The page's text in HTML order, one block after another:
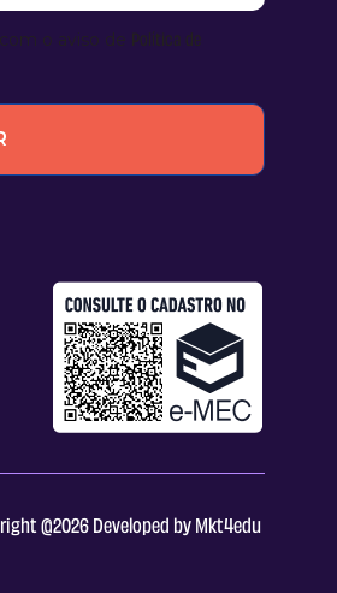
o aviso de Política de
@2026 Developed by Mkt4edu